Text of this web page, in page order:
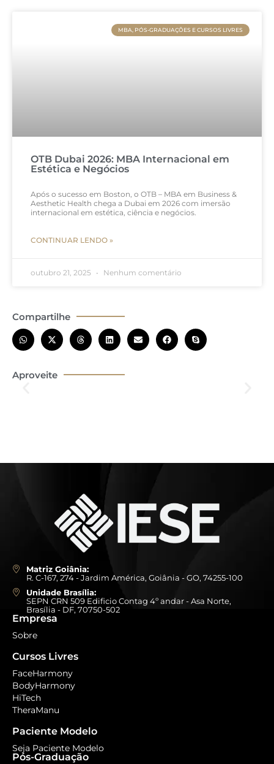
MBA, PÓS-GRADUAÇÕES E CURSOS LIVRES
OTB Dubai 2026: MBA Internacional em
Estética e Negócios
Após o sucesso em Boston, o OTB – MBA em Business &
Aesthetic Health chega a Dubai em 2026 com imersão
internacional em estética, ciência e negócios.
CONTINUAR LENDO »
outubro 21, 2025 Nenhum comentário
Compartilhe
Aproveite
Matriz Goiânia:
R. C-167, 274 - Jardim América, Goiânia - GO, 74255-100
Unidade Brasília:
SEPN CRN 509 Edificio Contag 4º andar - Asa Norte,
Brasília - DF, 70750-502
Empresa
Sobre
Cursos Livres
FaceHarmony
BodyHarmony
HiTech
TheraManu
Paciente Modelo
Seja Paciente Modelo
Pós-Graduação